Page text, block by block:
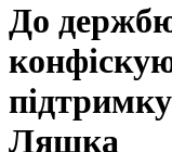
До
Ляшка